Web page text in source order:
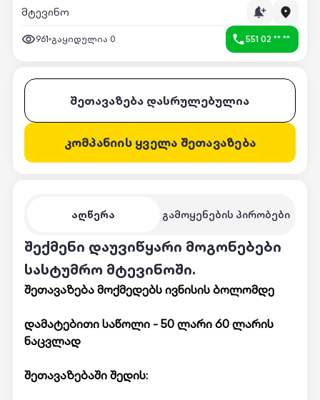
მტევინო
961 გაყიდულია 0 551 02 ** **
აღწერა გამოყენების პირობები
შექმენი დაუვიწყარი მოგონებები
სასტუმრო მტევინოში.
შეთავაზება მოქმედებს ივნისის ბოლომდე
დამატებითი საწოლი - 50 ლარი 60 ლარის
ნაცვლად
შეთავაზებაში შედის:
შეთავაზება დასრულებულია
კომპანიის ყველა შეთავაზება